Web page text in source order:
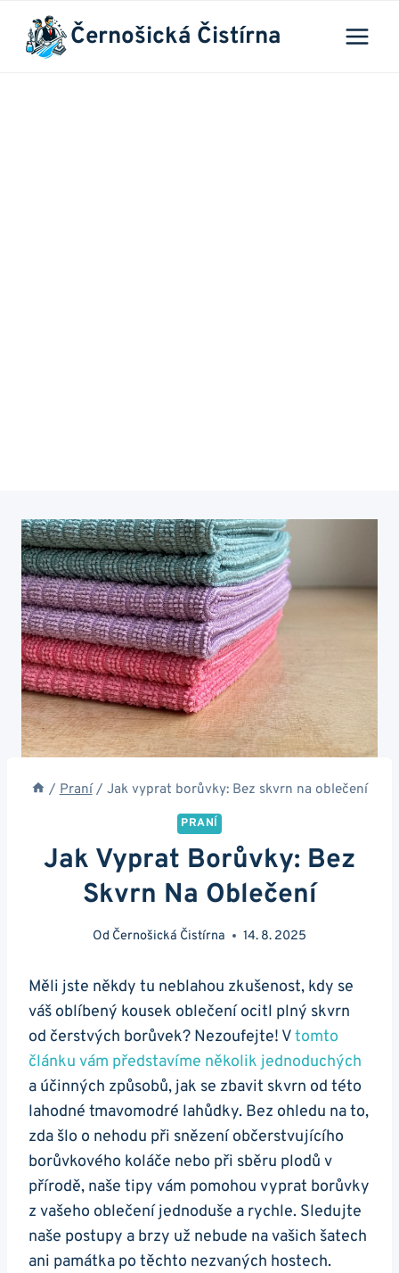
Přeskočit
obsah
Černošická Čistírna
/ Praní / Jak vyprat borůvky: Bez skvrn na oblečení
PRANÍ
Jak Vyprat Borůvky: Bez
Skvrn Na Oblečení
Od Černošická Čistírna 14. 8. 2025
Měli jste někdy tu neblahou zkušenost, kdy se
váš oblíbený kousek oblečení ocitl plný skvrn
od čerstvých borůvek? Nezoufejte! Vtomto
článku vám představíme několik jednoduchých
a účinných způsobů, jak se zbavit skvrn od této
lahodné tmavomodré lahůdky. Bez ohledu na to,
zda šlo o nehodu při snězení občerstvujícího
borůvkového koláče nebo při sběru plodů v
přírodě, naše tipy vám pomohou vyprat borůvky
z vašeho oblečení jednoduše a rychle. Sledujte
naše postupy a brzy už nebude na vašich šatech
ani památka po těchto nezvaných hostech.